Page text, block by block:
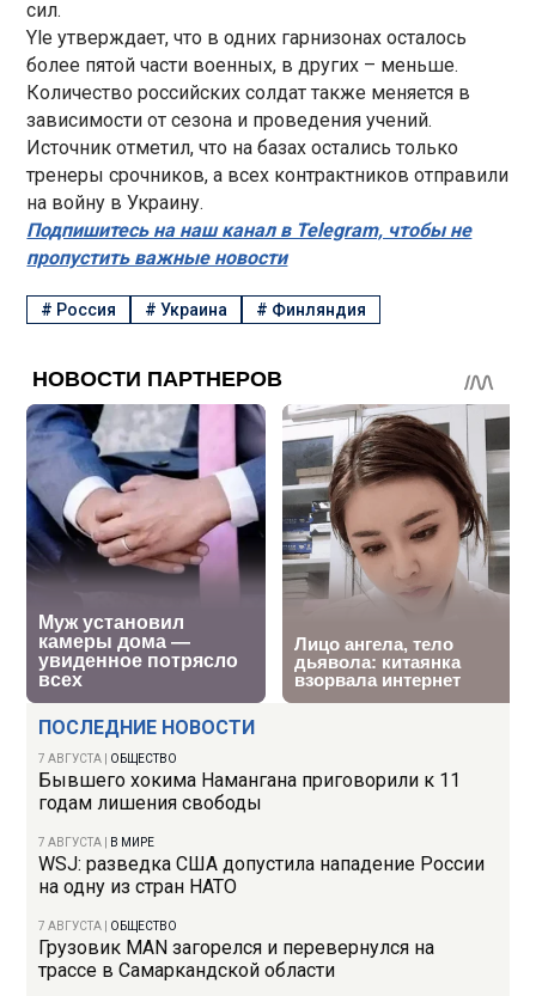
ПОСЛЕДНИЕ НОВОСТИ
7 АВГУСТА ОБЩЕСТВО
Бывшего хокима Намангана приговорили к 11
годам лишения свободы
7 АВГУСТА В МИРЕ
WSJ: разведка США допустила нападение России
на одну из стран НАТО
7 АВГУСТА ОБЩЕСТВО
Грузовик MAN загорелся и перевернулся на
трассе в Самаркандской области
сил.
Yle утверждает, что в одних гарнизонах осталось
более пятой части военных, в других – меньше.
Количество российских солдат также меняется в
зависимости от сезона и проведения учений.
Источник отметил, что на базах остались только
тренеры срочников, а всех контрактников отправили
на войну в Украину.
Подпишитесь на наш канал в Telegram, чтобы не
пропустить важные новости
# Россия #Украина # Финляндия